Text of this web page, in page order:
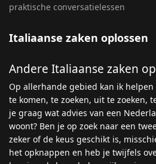
praktische conversatielessen
Italiaanse zaken oplossen
Andere Italiaanse zaken
Op allerhande gebied kan ik
te komen, te zoeken, uit te zoeken,
je graag wat advies van een
woont? Ben je op zoek naar een
zeker of de keus geschikt is,
het opknappen en heb je twijfels